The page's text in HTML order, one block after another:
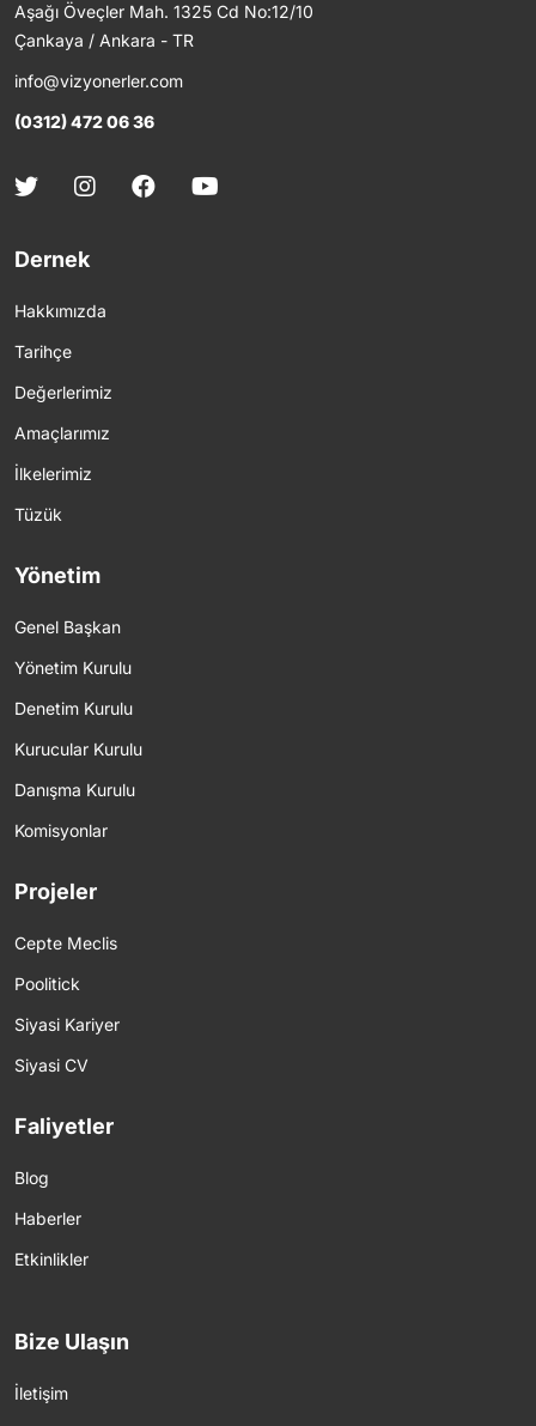
Aşağı Öveçler Mah. 1325 Cd No:12/10
Çankaya / Ankara - TR
info@vizyonerler.com
(0312) 472 06 36
Dernek
Hakkımızda
Tarihçe
Değerlerimiz
Amaçlarımız
İlkelerimiz
Tüzük
Yönetim
Genel Başkan
Yönetim Kurulu
Denetim Kurulu
Kurucular Kurulu
Danışma Kurulu
Komisyonlar
Projeler
Cepte Meclis
Poolitick
Siyasi Kariyer
Siyasi CV
Faliyetler
Blog
Haberler
Etkinlikler
Bize Ulaşın
İletişim